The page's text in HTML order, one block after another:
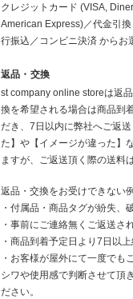
クレジットカード (VISA,
American Express)／代金引
行振込／コンビニ決済 からお
返品・交換
st company online storeは返
換を希望される場合は商品到
だき、7日以内に弊社へご返
た】や【イメージが違った】
ますが、ご返送頂く際の送料
返品・交換をお受けできない
・付属品・商品タグが紛失、
・事前にご連絡無くご返送さ
・商品到着予定日より7日以
・お客様が屋外にて一度で
シワや使用感で判断させて頂
ださい。